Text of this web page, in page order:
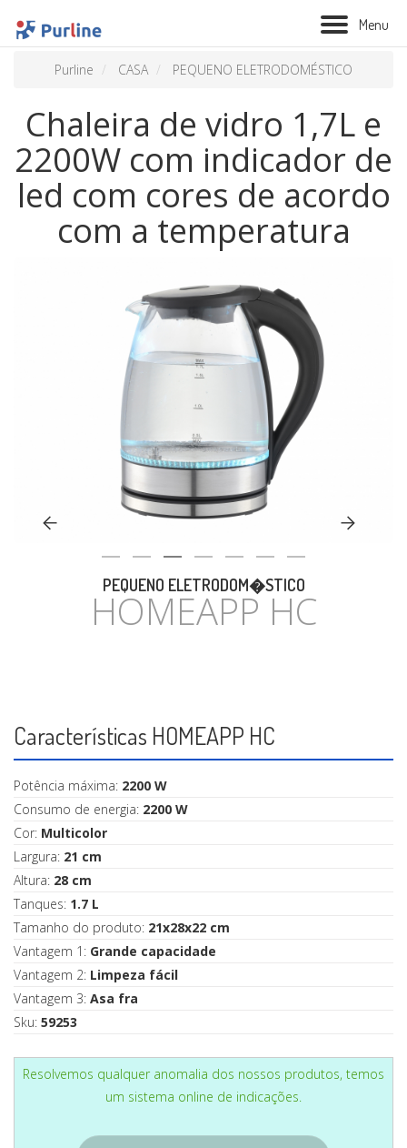
Menu
BIOLAREIRA
AQUECIMENTO
VENTILAÇÃO
TRATAMENTO AÉREO
CASA
Purline CASA PEQUENO ELETRODOMÉSTICO
Chaleira de vidro 1,7L e
2200W com indicador de
led com cores de acordo
com a temperatura
PEQUENO ELETRODOM�STICO
HOMEAPP HC
Características HOMEAPP HC
Potência máxima: 2200 W
Consumo de energia: 2200 W
Cor: Multicolor
Largura: 21 cm
Altura: 28 cm
Tanques: 1.7 L
Tamanho do produto: 21x28x22 cm
Vantagem 1: Grande capacidade
Vantagem 2: Limpeza fácil
Vantagem 3: Asa fra
Sku: 59253
Resolvemos qualquer anomalia dos nossos produtos, temos
um sistema online de indicações.